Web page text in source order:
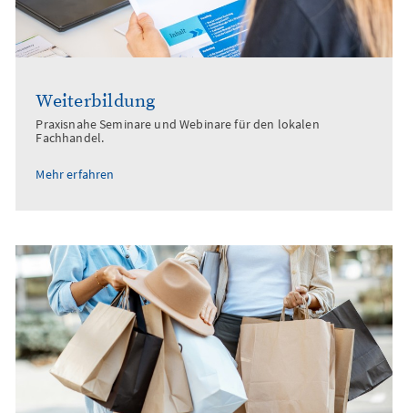
Weiterbildung
Praxisnahe Seminare und Webinare für den lokalen
Fachhandel.
Mehr erfahren